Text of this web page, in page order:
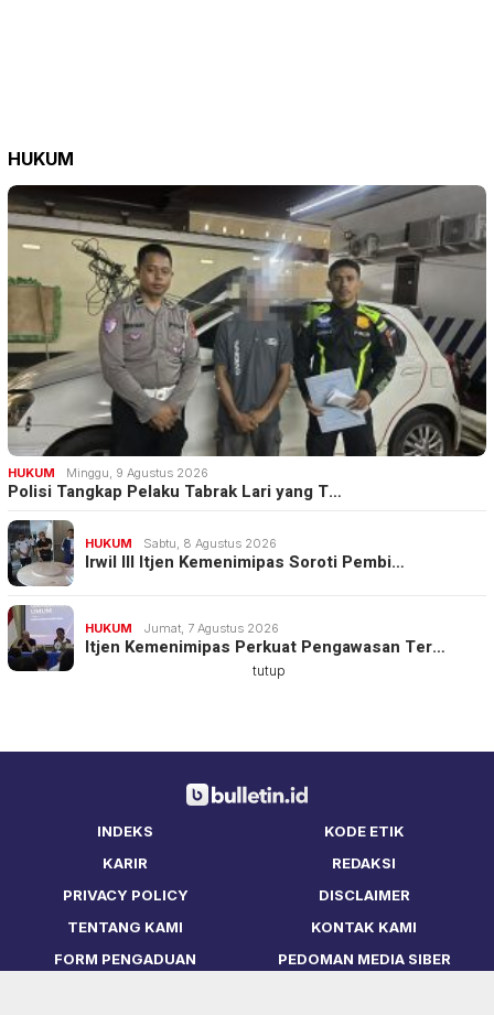
HUKUM
HUKUM Minggu, 9 Agustus 2026
Polisi Tangkap Pelaku Tabrak Lari yang T…
HUKUM Sabtu, 8 Agustus 2026
Irwil III Itjen Kemenimipas Soroti Pembi…
HUKUM Jumat, 7 Agustus 2026
Itjen Kemenimipas Perkuat Pengawasan Ter…
INDEKS
KODE ETIK
KARIR
REDAKSI
PRIVACY POLICY
DISCLAIMER
TENTANG KAMI
KONTAK KAMI
FORM PENGADUAN
PEDOMAN MEDIA SIBER
tutup